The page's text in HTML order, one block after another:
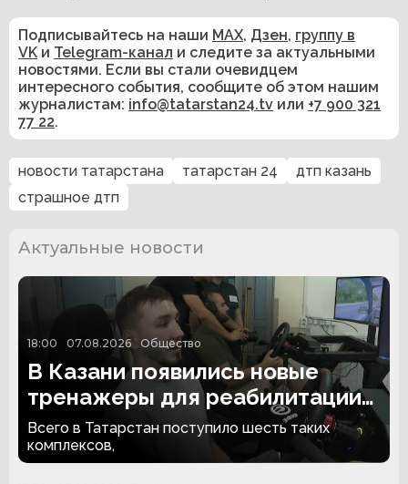
Подписывайтесь на наши MAX, Дзен, группу в
VK и Telegram-канал и следите за актуальными
новостями. Если вы стали очевидцем
интересного события, сообщите об этом нашим
журналистам: info@tatarstan24.tv или +7 900 321
77 22.
новости татарстана татарстан 24
дтп казань
страшное дтп
Актуальные новости
18:00 07.08.2026 Общество
В Казани появились новые
тренажеры для реабилитации
людей с ампутациями
Всего в Татарстан поступило шесть таких
комплексов,